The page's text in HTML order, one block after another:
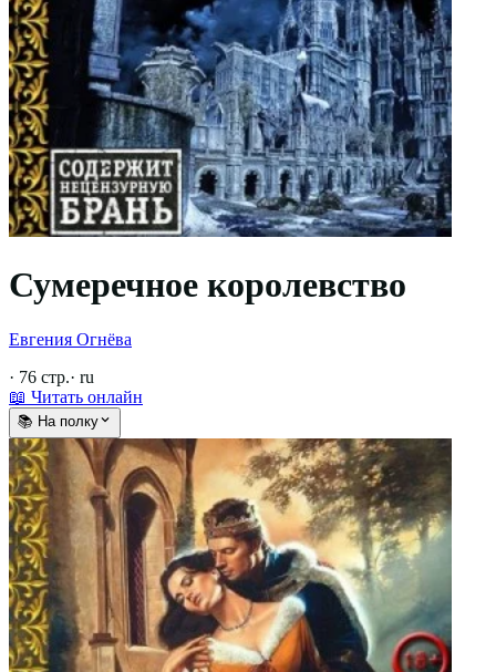
Сумеречное королевство
Евгения Огнёва
· 76 стр.· ru
📖 Читать онлайн
📚 На полку